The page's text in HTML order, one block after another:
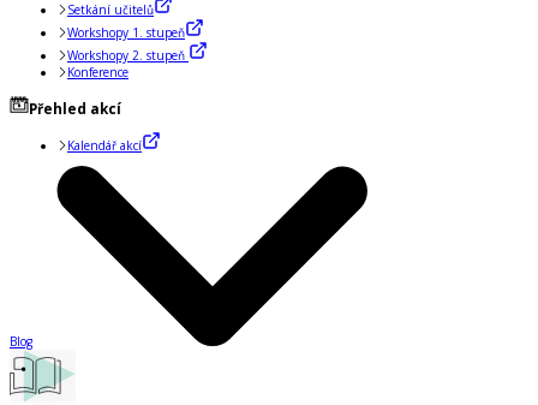
Setkání učitelů
Workshopy 1. stupeň
Workshopy 2. stupeň
Konference
Přehled akcí
Kalendář akcí
Blog